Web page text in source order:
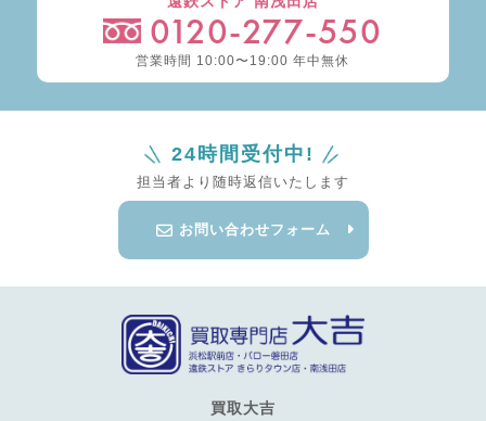
0120-277-550
営業時間 10:00〜19:00 年中無休
24時間受付中!
担当者より随時返信いたします
お問い合わせフォーム
買取大吉